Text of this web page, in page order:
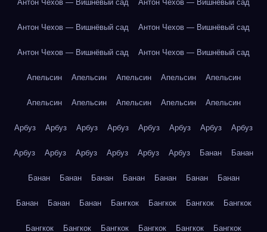
Антон Чехов — Вишнёвый сад Антон Чехов — Вишнёвый сад
Антон Чехов — Вишнёвый сад Антон Чехов — Вишнёвый сад
Антон Чехов — Вишнёвый сад Антон Чехов — Вишнёвый сад
Апельсин Апельсин Апельсин Апельсин Апельсин
Апельсин Апельсин Апельсин Апельсин Апельсин
Арбуз Арбуз Арбуз Арбуз Арбуз Арбуз Арбуз Арбуз
Арбуз Арбуз Арбуз Арбуз Арбуз Арбуз Банан Банан
Банан Банан Банан Банан Банан Банан Банан
Банан Банан Банан Бангкок Бангкок Бангкок Бангкок
Бангкок Бангкок Бангкок Бангкок Бангкок Бангкок